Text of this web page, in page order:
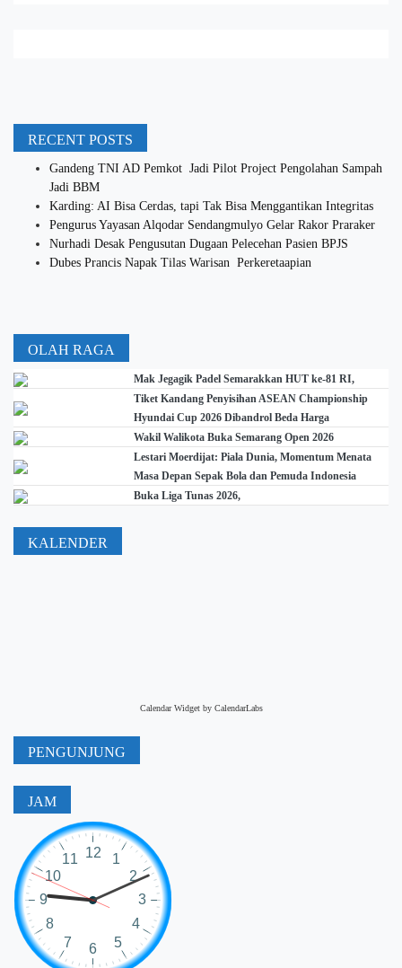
RECENT POSTS
Gandeng TNI AD Pemkot Jadi Pilot Project Pengolahan Sampah
Jadi BBM
Karding: AI Bisa Cerdas, tapi Tak Bisa Menggantikan Integritas
Pengurus Yayasan Alqodar Sendangmulyo Gelar Rakor Praraker
Nurhadi Desak Pengusutan Dugaan Pelecehan Pasien BPJS
Dubes Prancis Napak Tilas Warisan Perkeretaapian
OLAH RAGA
Mak Jegagik Padel Semarakkan HUT ke-81 RI,
Tiket Kandang Penyisihan ASEAN Championship
Hyundai Cup 2026 Dibandrol Beda Harga
Wakil Walikota Buka Semarang Open 2026
Lestari Moerdijat: Piala Dunia, Momentum Menata
Masa Depan Sepak Bola dan Pemuda Indonesia
Buka Liga Tunas 2026,
KALENDER
Calendar Widget by CalendarLabs
PENGUNJUNG
JAM